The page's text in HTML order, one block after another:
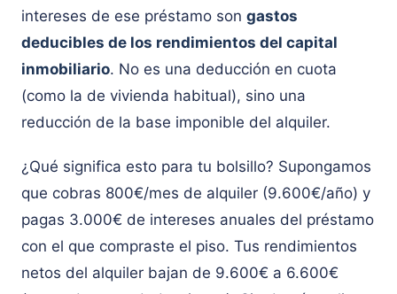
intereses de ese préstamo son gastos
deducibles de los rendimientos del capital
inmobiliario. No es una deducción en cuota
(como la de vivienda habitual), sino una
reducción de la base imponible del alquiler.
¿Qué significa esto para tu bolsillo? Supongamos
que cobras 800€/mes de alquiler (9.600€/año) y
pagas 3.000€ de intereses anuales del préstamo
con el que compraste el piso. Tus rendimientos
netos del alquiler bajan de 9.600€ a 6.600€